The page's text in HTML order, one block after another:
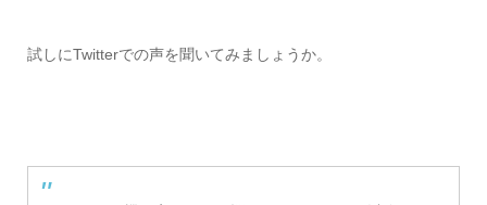
試しにTwitterでの声を聞いてみましょうか。